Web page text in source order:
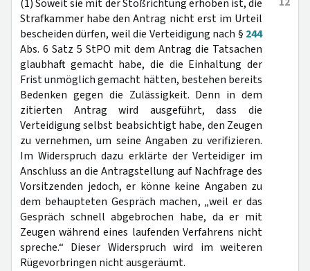
(1) Soweit sie mit der Stoßrichtung erhoben ist, die
Strafkammer habe den Antrag nicht erst im Urteil
bescheiden dürfen, weil die Verteidigung nach § 244
Abs. 6 Satz 5 StPO mit dem Antrag die Tatsachen
glaubhaft gemacht habe, die die Einhaltung der
Frist unmöglich gemacht hätten, bestehen bereits
Bedenken gegen die Zulässigkeit. Denn in dem
zitierten Antrag wird ausgeführt, dass die
Verteidigung selbst beabsichtigt habe, den Zeugen
zu vernehmen, um seine Angaben zu verifizieren.
Im Widerspruch dazu erklärte der Verteidiger im
Anschluss an die Antragstellung auf Nachfrage des
Vorsitzenden jedoch, er könne keine Angaben zu
dem behaupteten Gespräch machen, „weil er das
Gespräch schnell abgebrochen habe, da er mit
Zeugen während eines laufenden Verfahrens nicht
spreche.“ Dieser Widerspruch wird im weiteren
Rügevorbringen nicht ausgeräumt.